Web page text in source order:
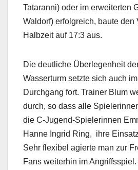
Tataranni) oder im erweiterten
Waldorf) erfolgreich, baute den
Halbzeit auf 17:3 aus.
Die deutliche Überlegenheit
Wasserturm setzte sich auch
Durchgang fort. Trainer Blum
durch, so dass alle
die C-Jugend-Spielerinnen
Hanne Ingrid Ring, ihre
Sehr flexibel agierte man zur
Fans weiterhin im